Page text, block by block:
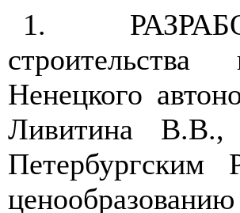
1.
Ненецкого
Ливитина
Петербургским